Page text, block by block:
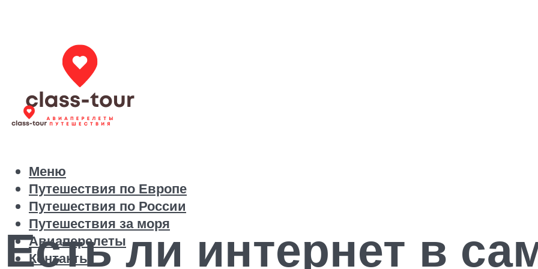
Путешествия по Европе
Путешествия по России
Путешествия за моря
Авиаперелеты
Контакты
Меню
Есть ли интернет в